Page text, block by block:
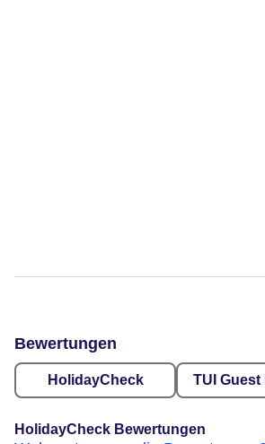
Bewertungen
HolidayCheck TUI Guest
HolidayCheck Bewertungen